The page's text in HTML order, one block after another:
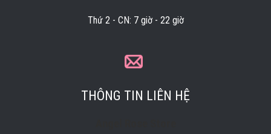
Bánh Dẻo Nhân Hạt Sen
Thứ 2 - CN: 7 giờ - 22 giờ
THÔNG TIN LIÊN HỆ